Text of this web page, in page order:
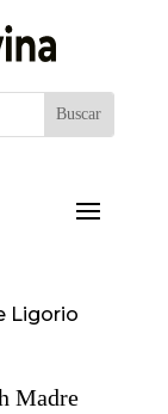
Ligorio
Madre